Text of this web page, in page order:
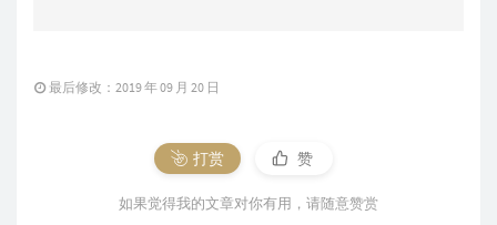
最后修改：2019 年 09 月 20 日
打赏 赞
如果觉得我的文章对你有用，请随意赞赏